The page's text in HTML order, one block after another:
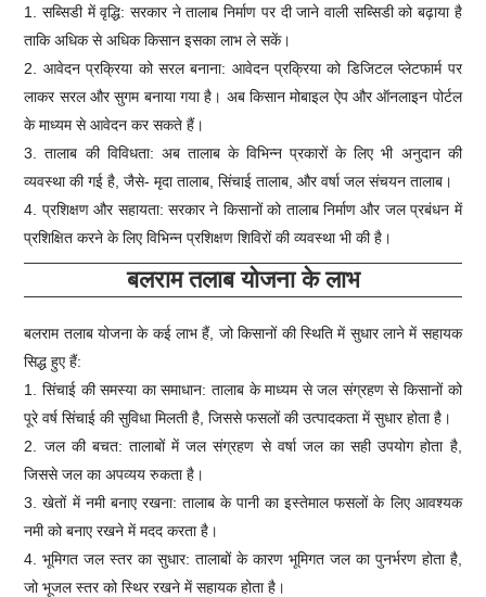
1. सब्सिडी में वृद्धि: सरकार ने तालाब निर्माण पर दी जाने वाली सब्सिडी को बढ़ाया है
ताकि अधिक से अधिक किसान इसका लाभ ले सकें।
2. आवेदन प्रक्रिया को सरल बनाना: आवेदन प्रक्रिया को डिजिटल प्लेटफार्म पर
लाकर सरल और सुगम बनाया गया है। अब किसान मोबाइल ऐप और ऑनलाइन पोर्टल
के माध्यम से आवेदन कर सकते हैं।
3. तालाब की विविधता: अब तालाब के विभिन्न प्रकारों के लिए भी अनुदान की
व्यवस्था की गई है, जैसे- मृदा तालाब, सिंचाई तालाब, और वर्षा जल संचयन तालाब।
4. प्रशिक्षण और सहायता: सरकार ने किसानों को तालाब निर्माण और जल प्रबंधन में
प्रशिक्षित करने के लिए विभिन्न प्रशिक्षण शिविरों की व्यवस्था भी की है।
बलराम तलाब योजना के लाभ
बलराम तलाब योजना के कई लाभ हैं, जो किसानों की स्थिति में सुधार लाने में सहायक
सिद्ध हुए हैं:
1. सिंचाई की समस्या का समाधान: तालाब के माध्यम से जल संग्रहण से किसानों को
पूरे वर्ष सिंचाई की सुविधा मिलती है, जिससे फसलों की उत्पादकता में सुधार होता है।
2. जल की बचत: तालाबों में जल संग्रहण से वर्षा जल का सही उपयोग होता है,
जिससे जल का अपव्यय रुकता है।
3. खेतों में नमी बनाए रखना: तालाब के पानी का इस्तेमाल फसलों के लिए आवश्यक
नमी को बनाए रखने में मदद करता है।
4. भूमिगत जल स्तर का सुधार: तालाबों के कारण भूमिगत जल का पुनर्भरण होता है,
जो भूजल स्तर को स्थिर रखने में सहायक होता है।